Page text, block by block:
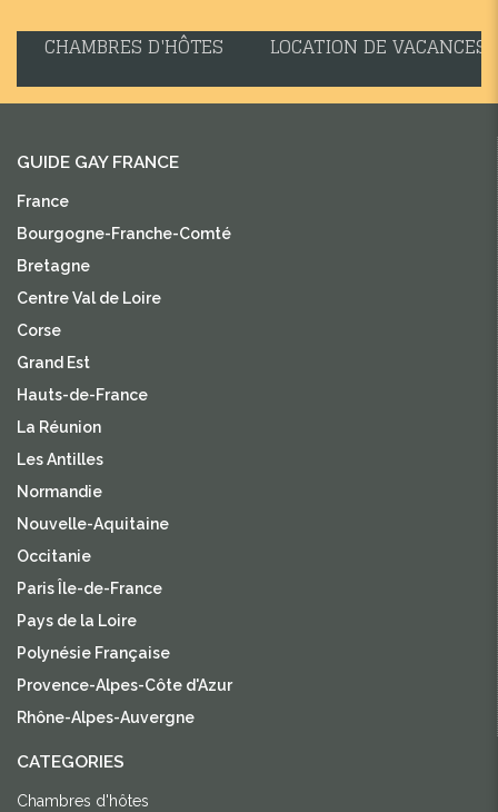
CHAMBRES D'HÔTES LOCATION DE VACANCES
GUIDE GAY FRANCE
France
Bourgogne-Franche-Comté
Bretagne
Centre Val de Loire
Corse
Grand Est
Hauts-de-France
La Réunion
Les Antilles
Normandie
Nouvelle-Aquitaine
Occitanie
Paris Île-de-France
Pays de la Loire
Polynésie Française
Provence-Alpes-Côte d'Azur
Rhône-Alpes-Auvergne
CATEGORIES
Chambres d'hôtes